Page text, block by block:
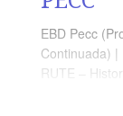
EBD Pecc
Continuada) |
RUTE –